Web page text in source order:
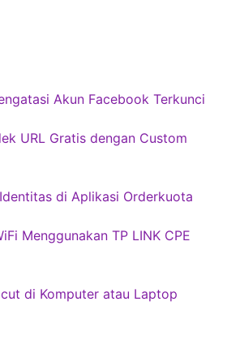
Akun Facebook Terkunci
URL Gratis dengan Custom
di Aplikasi Orderkuota
Menggunakan TP LINK CPE
di Komputer atau Laptop